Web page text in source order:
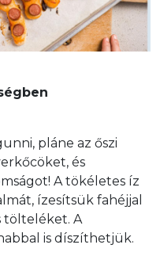
pláne az őszi
és
A tökéletes íz
ízesítsük fahéjjal
tölteléket. A
is díszíthetjük.